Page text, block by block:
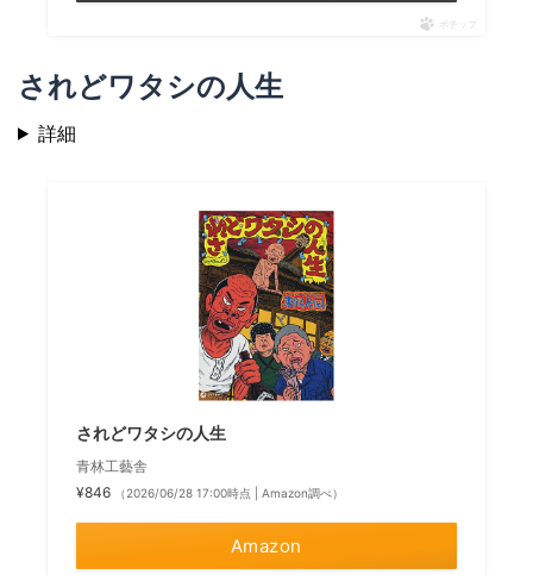
ポチップ
されどワタシの人生
詳細
されどワタシの人生
青林工藝舎
¥846
（2026/06/28 17:00時点 | Amazon調べ）
Amazon